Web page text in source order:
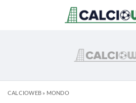
CALCIOWEB» MONDO